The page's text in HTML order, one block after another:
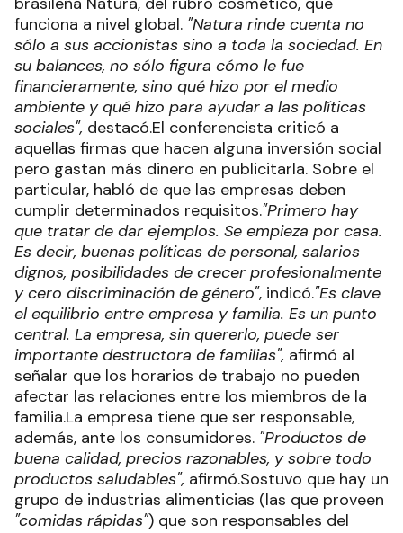
funciona a nivel global. "Natura rinde cuenta no
sólo a sus accionistas sino a toda la sociedad. En
su balances, no sólo figura cómo le fue
financieramente, sino qué hizo por el medio
ambiente y qué hizo para ayudar a las políticas
sociales", destacó.El conferencista criticó a
aquellas firmas que hacen alguna inversión social
pero gastan más dinero en publicitarla. Sobre el
particular, habló de que las empresas deben
cumplir determinados requisitos."Primero hay
que tratar de dar ejemplos. Se empieza por casa.
Es decir, buenas políticas de personal, salarios
dignos, posibilidades de crecer profesionalmente
y cero discriminación de género", indicó."Es clave
el equilibrio entre empresa y familia. Es un punto
central. La empresa, sin quererlo, puede ser
importante destructora de familias", afirmó al
señalar que los horarios de trabajo no pueden
afectar las relaciones entre los miembros de la
familia.La empresa tiene que ser responsable,
además, ante los consumidores. "Productos de
buena calidad, precios razonables, y sobre todo
productos saludables", afirmó.Sostuvo que hay un
grupo de industrias alimenticias (las que proveen
"comidas rápidas") que son responsables del